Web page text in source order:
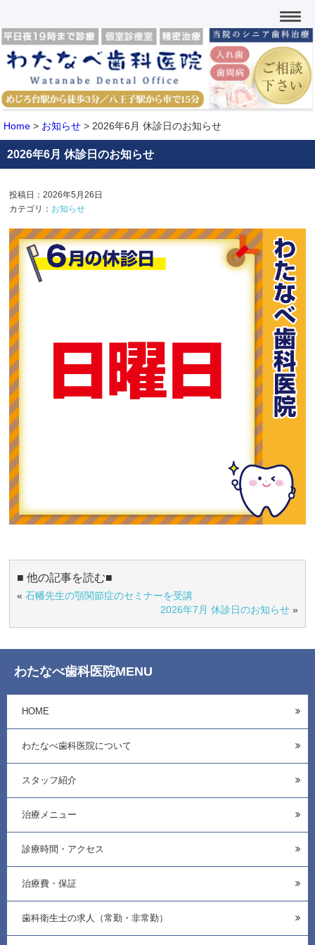
Home > お知らせ > 2026年6月 休診日のお知らせ
2026年6月 休診日のお知らせ
投稿日：2026年5月26日
カテゴリ： お知らせ
■ 他の記事を読む■
«石幡先生の顎関節症のセミナーを受講
2026年7月 休診日のお知らせ»
わたなべ歯科医院MENU
HOME
わたなべ歯科医院について
スタッフ紹介
治療メニュー
診療時間・アクセス
治療費・保証
歯科衛生士の求人（常勤・非常勤）